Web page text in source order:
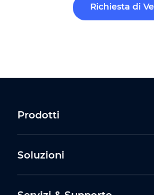
Richiesta di
Prodotti
Soluzioni